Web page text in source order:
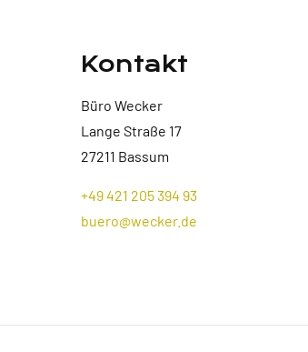
Kontakt
Büro Wecker
Lange Straße 17
27211 Bassum
+49 421 205 394 93
buero@wecker.de